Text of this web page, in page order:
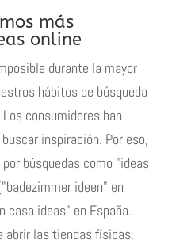
más
online
durante la mayor
hábitos de búsqueda
consumidores han
inspiración. Por eso,
búsquedas como "ideas
ideen" en
casa ideas" en España.
abrir las tiendas físicas,